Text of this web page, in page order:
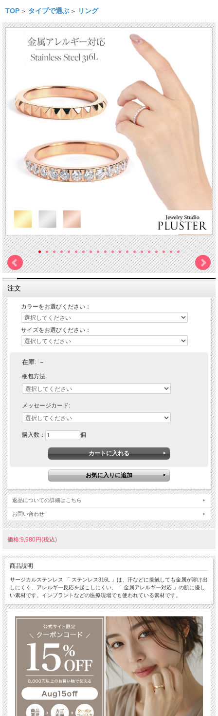
TOP > タイプで選ぶ > リング
注文
カラーをお選びください：
サイズをお選びください：
在庫: －
梱包方法:
メッセージカード:
購入数： 個
返品についての詳細はこちら
お問い合わせ
価格:9,980円(税込)
商品説明
サージカルステンレス 「 ステンレス316L 」は、汗などに接触しても金属が溶け出
しにくく、アレルギー反応を起こしにくい、「 金属アレルギー対応 」の肌に優し
い素材です。インプラントなどの医療現場でも使われている素材です。